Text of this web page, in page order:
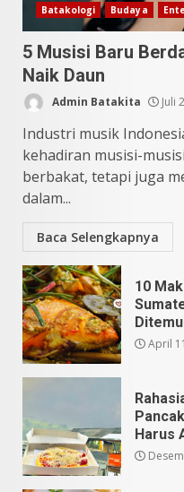
4
Datu
Batak
Juni
5
Sering
Mei 25,
Batakologi Budaya
5 Musisi Baru
Naik Daun
Admin Batakita Juli
Industri musik
kehadiran musisi-
berbakat, tetapi juga
dalam...
Baca Selengkapnya
10
April
Harus